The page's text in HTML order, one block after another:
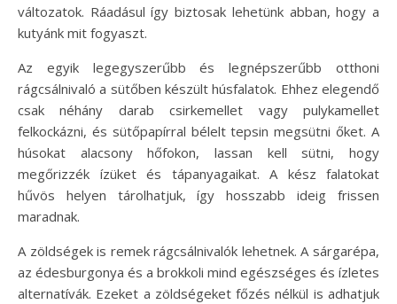
változatok. Ráadásul így biztosak lehetünk abban, hogy a
kutyánk mit fogyaszt.
Az egyik legegyszerűbb és legnépszerűbb otthoni
rágcsálnivaló a sütőben készült húsfalatok. Ehhez elegendő
csak néhány darab csirkemellet vagy pulykamellet
felkockázni, és sütőpapírral bélelt tepsin megsütni őket. A
húsokat alacsony hőfokon, lassan kell sütni, hogy
megőrizzék ízüket és tápanyagaikat. A kész falatokat
hűvös helyen tárolhatjuk, így hosszabb ideig frissen
maradnak.
A zöldségek is remek rágcsálnivalók lehetnek. A sárgarépa,
az édesburgonya és a brokkoli mind egészséges és ízletes
alternatívák. Ezeket a zöldségeket főzés nélkül is adhatjuk